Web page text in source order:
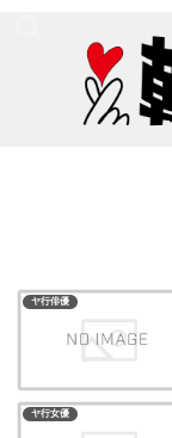
ヤ行俳優
ヤ行女優